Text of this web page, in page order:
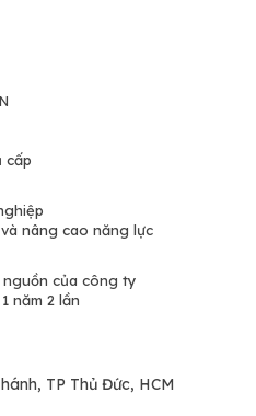
cấp
nâng cao năng lực
của công ty
năm 2 lần
TP Thủ Đức, HCM